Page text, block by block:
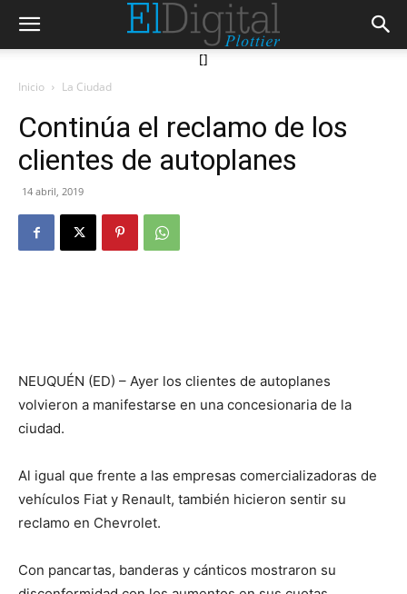
[]
Inicio La Ciudad
Continúa el reclamo de los
clientes de autoplanes
14 abril, 2019
NEUQUÉN (ED) – Ayer los clientes de autoplanes
volvieron a manifestarse en una concesionaria de la
ciudad.
Al igual que frente a las empresas comercializadoras de
vehículos Fiat y Renault, también hicieron sentir su
reclamo en Chevrolet.
Con pancartas, banderas y cánticos mostraron su